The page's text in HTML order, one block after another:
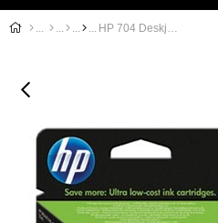
HP 704 Deskjet 2060 Üç Renkli Kartuş CN693AE / CN693A